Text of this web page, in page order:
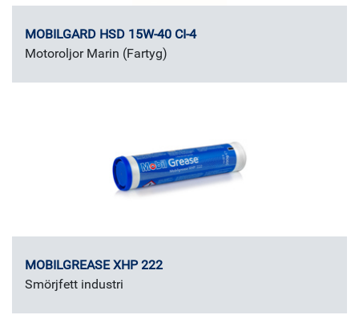
MOBILGARD HSD 15W-40 CI-4
Motoroljor Marin (Fartyg)
MOBILGREASE XHP 222
Smörjfett industri